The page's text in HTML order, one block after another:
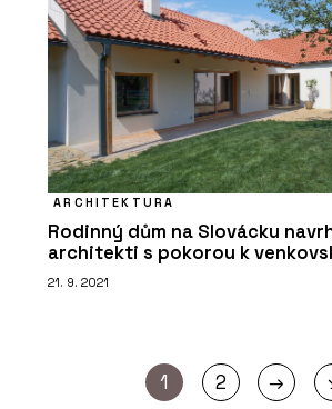
ARCHITEKTURA
Rodinný dům na Slovácku
architekti s pokorou k
21. 9. 2021
1 2 →